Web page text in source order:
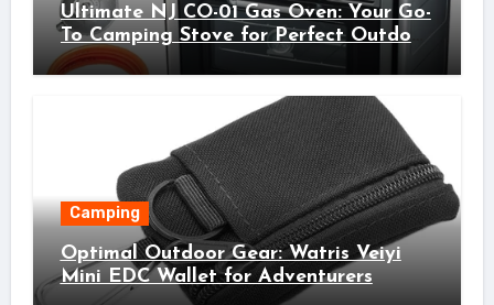
Ultimate NJ CO-01 Gas Oven: Your Go-
To Camping Stove for Perfect Outdoor
Cooking!
Camping
Optimal Outdoor Gear: Watris Veiyi
Mini EDC Wallet for Adventurers